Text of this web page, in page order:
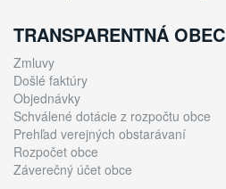
TRANSPARENTNÁ OBEC
Zmluvy
Došlé faktúry
Objednávky
Schválené dotácie z rozpočtu obce
Prehľad verejných obstarávaní
Rozpočet obce
Záverečný účet obce